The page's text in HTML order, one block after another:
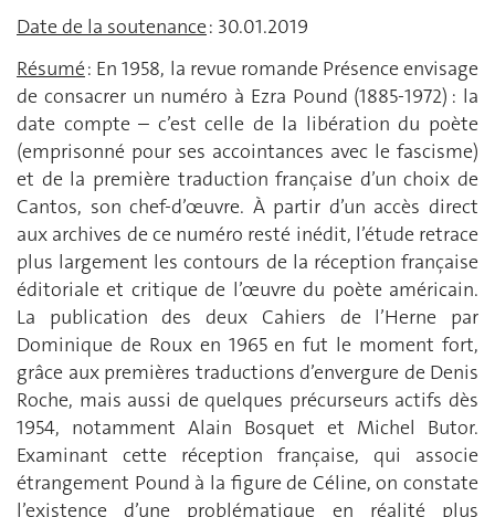
Date de la soutenance: 30.01.2019
Résumé: En 1958, la revue romande Présence envisage
de consacrer un numéro à Ezra Pound (1885-1972) : la
date compte – c’est celle de la libération du poète
(emprisonné pour ses accointances avec le fascisme)
et de la première traduction française d’un choix de
Cantos, son chef-d’œuvre. À partir d’un accès direct
aux archives de ce numéro resté inédit, l’étude retrace
plus largement les contours de la réception française
éditoriale et critique de l’œuvre du poète américain.
La publication des deux Cahiers de l’Herne par
Dominique de Roux en 1965 en fut le moment fort,
grâce aux premières traductions d’envergure de Denis
Roche, mais aussi de quelques précurseurs actifs dès
1954, notamment Alain Bosquet et Michel Butor.
Examinant cette réception française, qui associe
étrangement Pound à la figure de Céline, on constate
l’existence d’une problématique en réalité plus